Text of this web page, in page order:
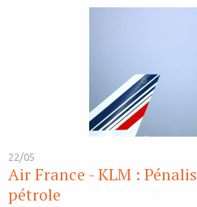
22/05
Air France - KLM :
pétrole